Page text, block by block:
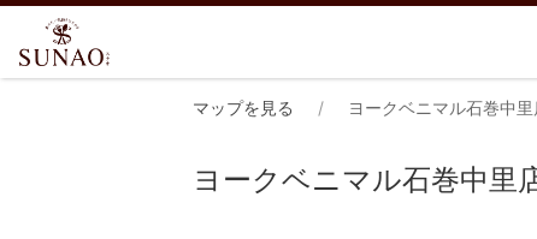
マップを見る ヨークベニマル石巻中里
ヨークベニマル石巻中里